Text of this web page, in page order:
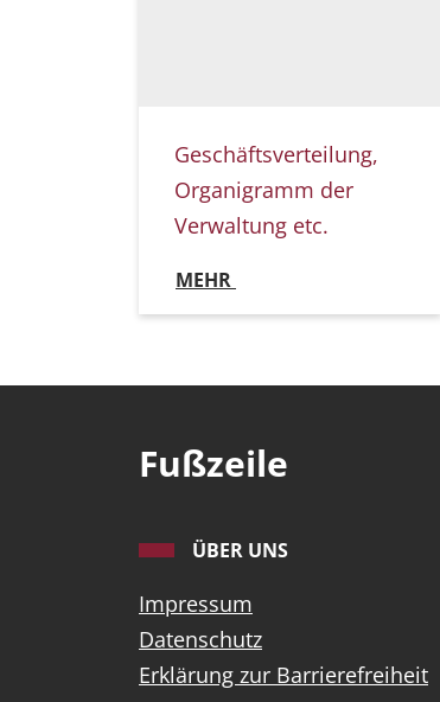
Geschäftsverteilung,
Organigramm der
Verwaltung etc.
MEHR
Fußzeile
ÜBER UNS
Impressum
Datenschutz
Erklärung zur Barrierefreiheit